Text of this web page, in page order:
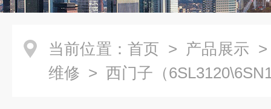
当前位置： 首页 > 产品展示
维修 > 西门子（